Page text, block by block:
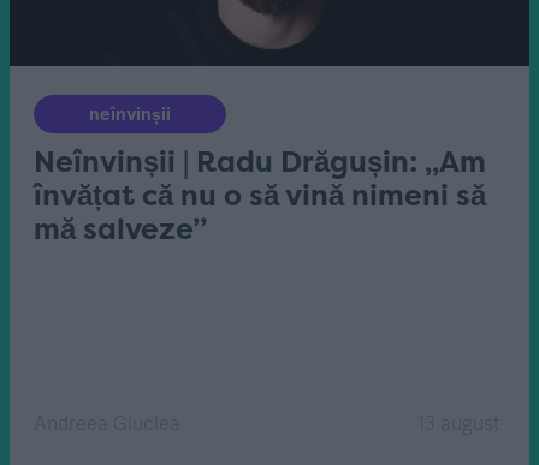
neînvinșii
Neînvinșii | Radu Drăgușin: „Am
învățat că nu o să vină nimeni să
mă salveze”